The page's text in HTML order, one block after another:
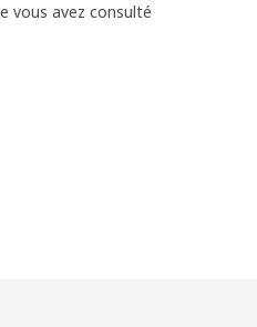
vous avez consulté